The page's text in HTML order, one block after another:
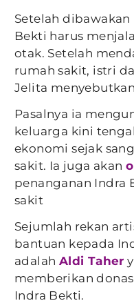
Setelah
Bekti harus
otak. Setelah
rumah sakit, istri
Jelita
Pasalnya ia
keluarga kini
ekonomi sejak
sakit. Ia juga akan
penanganan Indra
sakit
Sejumlah rekan
bantuan kepada
adalah Aldi Taher
memberikan
Indra Bekti.